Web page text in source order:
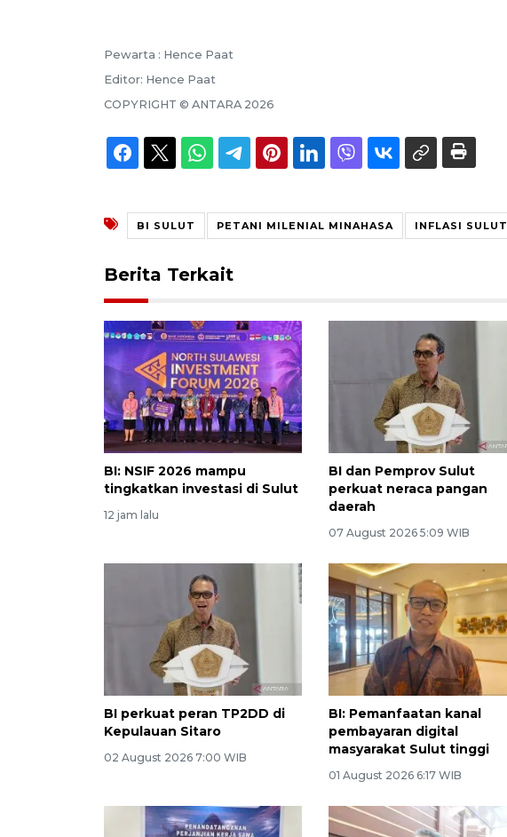
Pewarta : Hence Paat
Editor: Hence Paat
COPYRIGHT © ANTARA 2026
BI SULUT PETANI MILENIAL MINAHASA INFLASI SULUT
Berita Terkait
BI: NSIF 2026 mampu
tingkatkan investasi di Sulut
12 jam lalu
BI dan Pemprov Sulut
perkuat neraca pangan
daerah
07 August 2026 5:09 WIB
BI perkuat peran TP2DD di
Kepulauan Sitaro
02 August 2026 7:00 WIB
BI: Pemanfaatan kanal
pembayaran digital
masyarakat Sulut tinggi
01 August 2026 6:17 WIB